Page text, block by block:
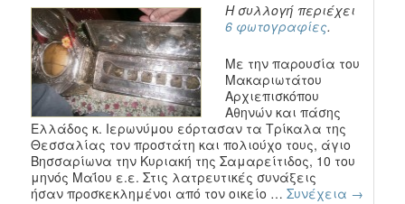
Η συλλογή περιέχει
6 φωτογραφίες.
Με την παρουσία του
Μακαριωτάτου
Αρχιεπισκόπου
Αθηνών και πάσης
Ελλάδος κ. Ιερωνύμου εόρτασαν τα Τρίκαλα της
Θεσσαλίας τον προστάτη και πολιούχο τους, άγιο
Βησσαρίωνα την Κυριακή της Σαμαρείτιδος, 10 του
μηνός Μαΐου ε.ε. Στις λατρευτικές συνάξεις
ήσαν προσκεκλημένοι από τον οικείο …Συνέχεια →